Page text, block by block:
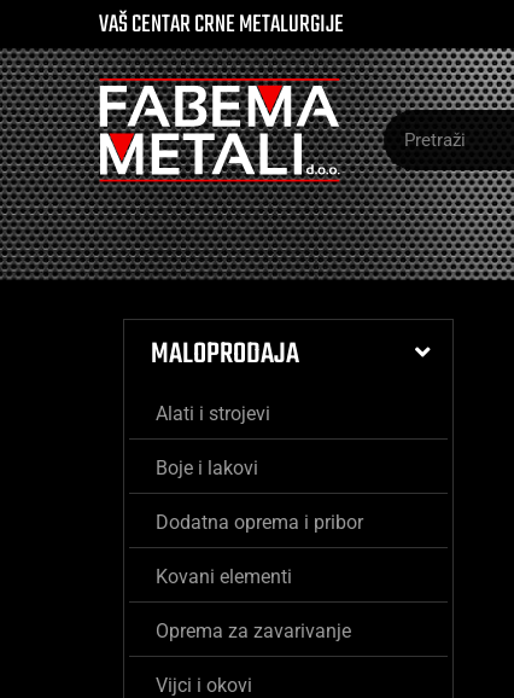
VAŠ CENTAR CRNE METALURGIJE
MALOPRODAJA
Alati i strojevi
Boje i lakovi
Dodatna oprema i pribor
Kovani elementi
Oprema za zavarivanje
Vijci i okovi